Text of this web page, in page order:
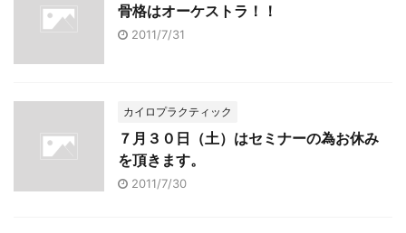
骨格はオーケストラ！！
2011/7/31
カイロプラクティック
７月３０日（土）はセミナーの為お休み
を頂きます。
2011/7/30